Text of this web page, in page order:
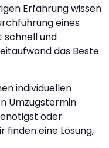
Erfahrung wissen
eines
schnell und
das Beste
individuellen
Umzugstermin
oder
finden eine Lösung,